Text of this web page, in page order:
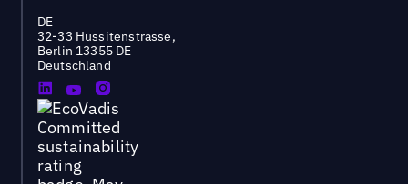
DE
32-33 Hussitenstrasse,
Berlin 13355 DE
Deutschland